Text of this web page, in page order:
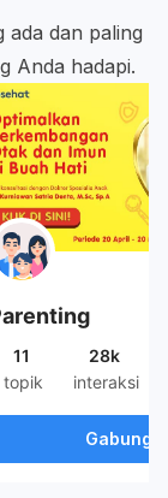
ada dan paling
Anda hadapi.
11
topik
28k
interaksi
Gabung